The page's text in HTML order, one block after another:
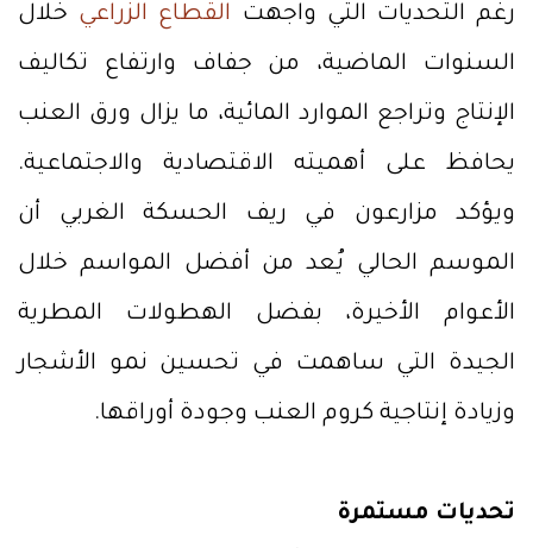
رغم التحديات التي واجهت القطاع الزراعي خلال
السنوات الماضية، من جفاف وارتفاع تكاليف
الإنتاج وتراجع الموارد المائية، ما يزال ورق العنب
يحافظ على أهميته الاقتصادية والاجتماعية.
ويؤكد مزارعون في ريف الحسكة الغربي أن
الموسم الحالي يُعد من أفضل المواسم خلال
الأعوام الأخيرة، بفضل الهطولات المطرية
الجيدة التي ساهمت في تحسين نمو الأشجار
وزيادة إنتاجية كروم العنب وجودة أوراقها.
تحديات مستمرة